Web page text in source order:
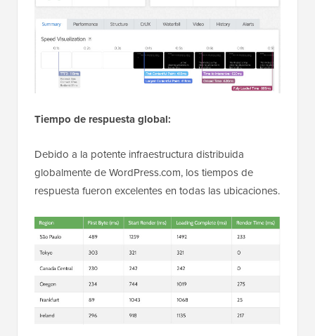
Tiempo de respuesta global:
Debido a la potente infraestructura distribuida
globalmente de WordPress.com, los tiempos de
respuesta fueron excelentes en todas las ubicaciones.